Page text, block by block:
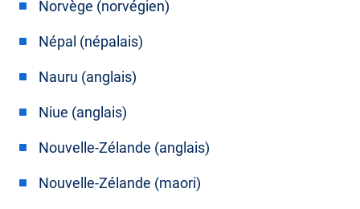
Norvège (norvégien)
Népal (népalais)
Nauru (anglais)
Niue (anglais)
Nouvelle-Zélande (anglais)
Nouvelle-Zélande (maori)